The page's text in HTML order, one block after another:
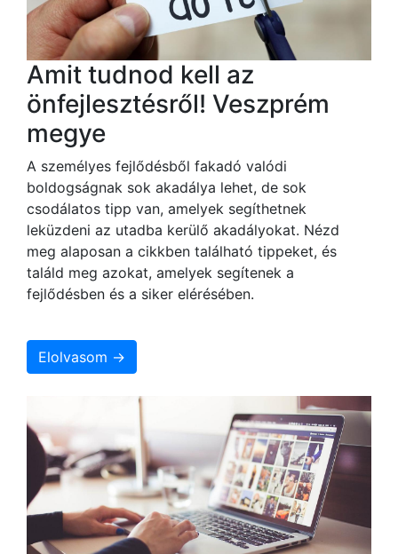
Amit tudnod kell az
önfejlesztésről! Veszprém
megye
A személyes fejlődésből fakadó valódi
boldogságnak sok akadálya lehet, de sok
csodálatos tipp van, amelyek segíthetnek
leküzdeni az utadba kerülő akadályokat. Nézd
meg alaposan a cikkben található tippeket, és
találd meg azokat, amelyek segítenek a
fejlődésben és a siker elérésében.
Elolvasom →